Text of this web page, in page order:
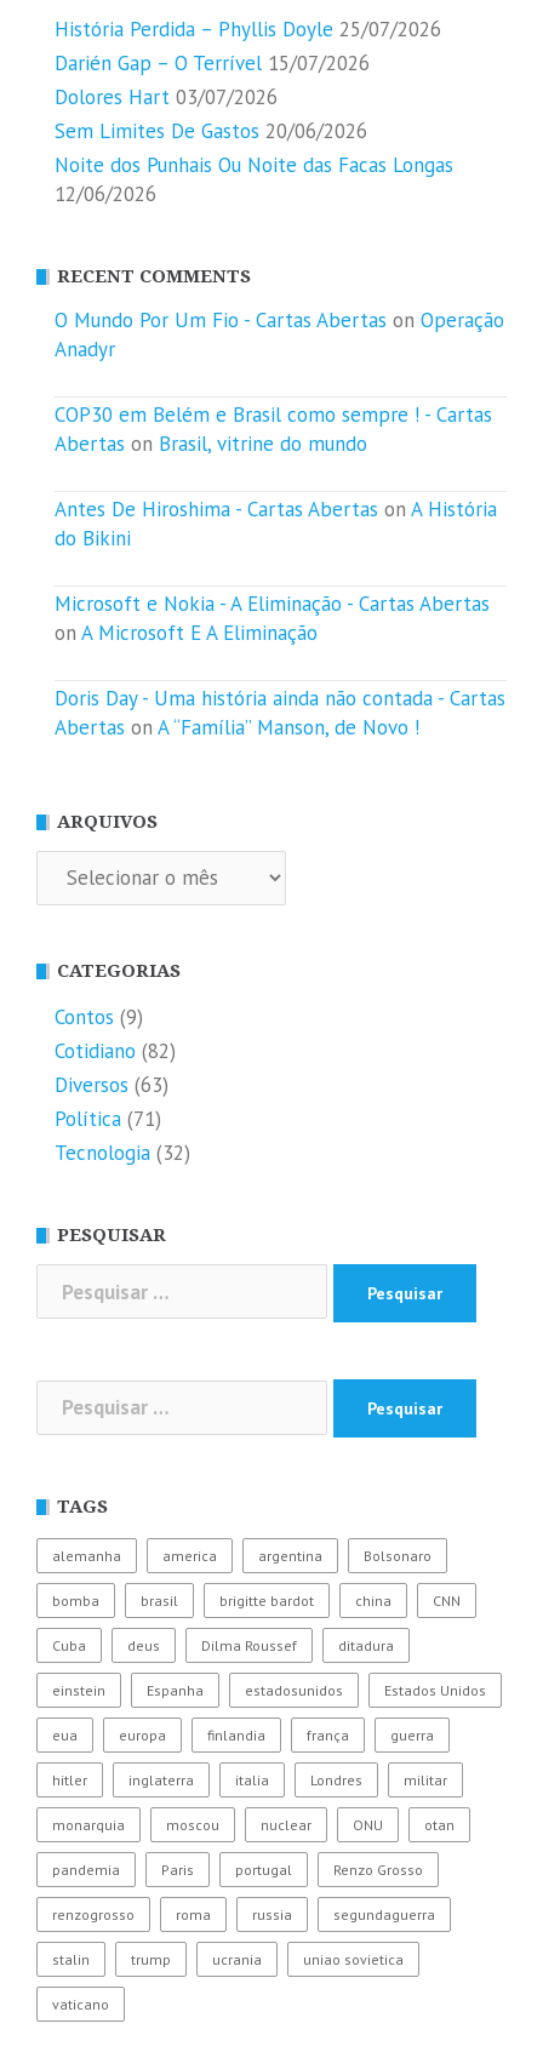
História Perdida – Phyllis Doyle 25/07/2026
Darién Gap – O Terrível 15/07/2026
Dolores Hart 03/07/2026
Sem Limites De Gastos 20/06/2026
Noite dos Punhais Ou Noite das Facas Longas
12/06/2026
RECENT COMMENTS
O Mundo Por Um Fio - Cartas Abertas on Operação
Anadyr
COP30 em Belém e Brasil como sempre ! - Cartas
Abertas on Brasil, vitrine do mundo
Antes De Hiroshima - Cartas Abertas on A História
do Bikini
Microsoft e Nokia - A Eliminação - Cartas Abertas
on A Microsoft E A Eliminação
Doris Day - Uma história ainda não contada - Cartas
Abertas on A “Família” Manson, de Novo !
ARQUIVOS
Arquivos
CATEGORIAS
Contos (9)
Cotidiano (82)
Diversos (63)
Política (71)
Tecnologia (32)
PESQUISAR
por:
Pesquisar
por:
TAGS
alemanha america argentina Bolsonaro
bomba brasil brigitte bardot china CNN
Cuba deus Dilma Roussef ditadura
einstein Espanha estadosunidos Estados Unidos
eua europa finlandia frança guerra
hitler inglaterra italia Londres militar
monarquia moscou nuclear ONU otan
pandemia Paris portugal Renzo Grosso
renzogrosso roma russia segundaguerra
stalin trump ucrania uniao sovietica
vaticano